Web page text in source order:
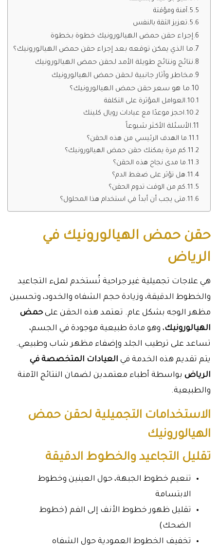
آمنة ومؤقتة
تعزيز الثقة بالنفس
إجراء حقن حمض الهيالورونيك خطوة بخطوة
ما الذي يمكن توقعه بعد إجراء حقن حمض الهيالورونيك؟
نتائج ونتائج طويلة الأمد لحقن حمض الهيالورونيك
مخاطر وآثار جانبية لحقن حمض الهيالورونيك
ما هو سعر حقن حمض الهيالورونيك؟
العوامل المؤثرة على التكلفة
احجز موعدًا مع عيادات رويال كلينك
الأسئلة الأكثر شيوعاً
ما الهدف الرئيسي من هذه الحقن؟
كم مرة يمكنك حقن حمض الهيالورونيك؟
ما مدى نجاح هذه الحقن؟
هل تؤثر على ضغط الدم؟
كم من الوقت تدوم الحقن؟
متى يجب أن أبدأ في استخدام هذا المحلول؟
حقن حمض الهيالورونيك في
الرياض
هي علاجات تجميلية غير جراحية تُستخدم لملء التجاعيد
والخطوط الدقيقة، وزيادة حجم الشفاه والخدود، وتحسين
مظهر الوجه بشكل عام. تعتمد هذه الحقن علىحمض
الهيالورونيك، وهو مادة طبيعية موجودة في الجسم،
تساعد على ترطيب الجلد وإضفاء مظهر شاب وطبيعي.
يتم تقديم هذه الخدمة في العيادات المتخصصة في
الرياض بواسطة أطباء معتمدين لضمان النتائج الآمنة
والطبيعية.
الاستخدامات التجميلية لحقن حمض
الهيالورونيك
تقليل التجاعيد والخطوط الدقيقة
تنعيم خطوط الجبهة، حول العينين وخطوط
الابتسامة
تقليل ظهور خطوط الأنف إلى الفم (خطوط
الضحك)
تخفيف الخطوط العمودية حول الشفاه